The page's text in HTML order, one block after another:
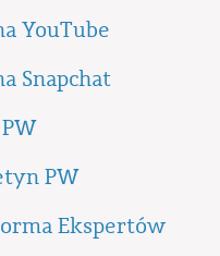
YouTube
Snapchat
PW
Ekspertów